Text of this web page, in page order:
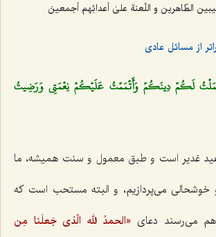
الطّاهرین و اللّعنة علیٰ أعدائِهم أجمعینَ
از مسائل عادی
لَكُمۡ دِينَكُمۡ وَأَتۡمَمۡتُ عَلَيۡكُمۡ نِعۡمَتِي وَرَضِيتُ
عید غدیر است و طبق معمول و سنت همیشه، ما
می‌پردازیم، و البته مستحب است که
می‌رسند دعای «الحمدُ لله الّذی جَعلَنا مِن